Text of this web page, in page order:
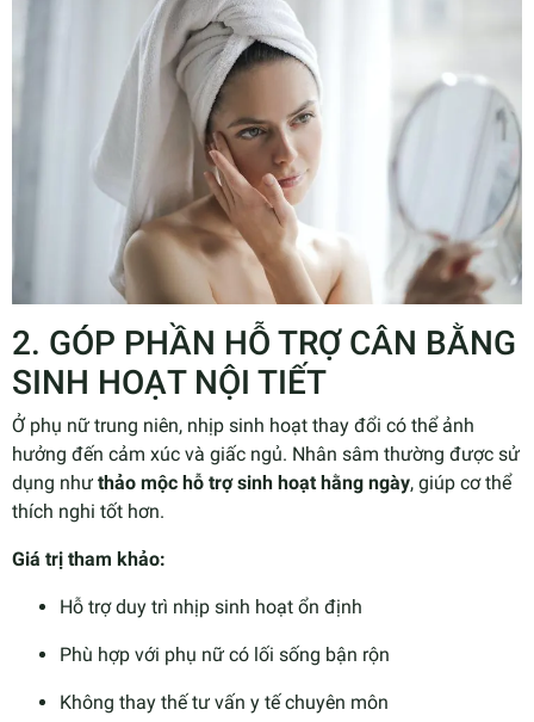
2. GÓP PHẦN HỖ TRỢ CÂN BẰNG
SINH HOẠT NỘI TIẾT
Ở phụ nữ trung niên, nhịp sinh hoạt thay đổi có thể ảnh
hưởng đến cảm xúc và giấc ngủ. Nhân sâm thường được sử
dụng như thảo mộc hỗ trợ sinh hoạt hằng ngày, giúp cơ thể
thích nghi tốt hơn.
Giá trị tham khảo:
Hỗ trợ duy trì nhịp sinh hoạt ổn định
Phù hợp với phụ nữ có lối sống bận rộn
Không thay thế tư vấn y tế chuyên môn